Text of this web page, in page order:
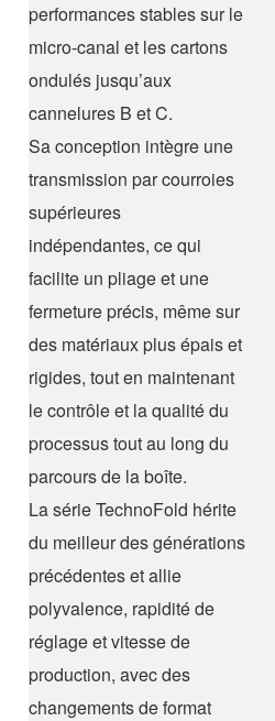
performances stables sur le
micro-canal et les cartons
ondulés jusqu’aux
cannelures B et C.
Sa conception intègre une
transmission par courroies
supérieures
indépendantes, ce qui
facilite un pliage et une
fermeture précis, même sur
des matériaux plus épais et
rigides, tout en maintenant
le contrôle et la qualité du
processus tout au long du
parcours de la boîte.
La série TechnoFold hérite
du meilleur des générations
précédentes et allie
polyvalence, rapidité de
réglage et vitesse de
production, avec des
changements de format